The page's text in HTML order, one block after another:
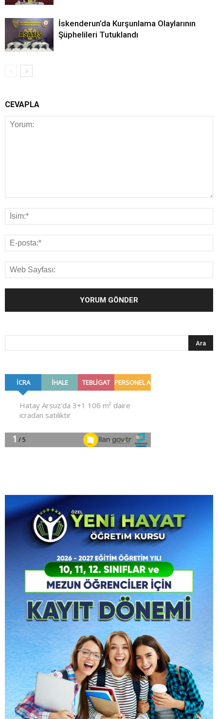
İskenderun’da Kurşunlama Olaylarının
Şüphelileri Tutuklandı
CEVAPLA